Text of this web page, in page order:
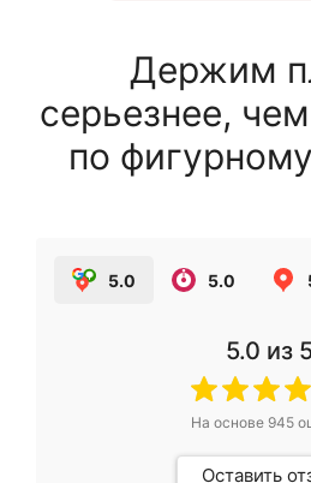
Держим
серьезнее,
по
5.0 5.0
5.0 из
На основе 945
Оставить